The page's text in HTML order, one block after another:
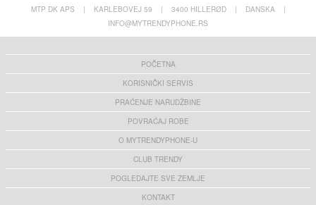
MTP DK APS | KARLEBOVEJ 59 | 3400 HILLERØD | DANSKA
|
INFO@MYTRENDYPHONE.RS
POČETNA
KORISNIČKI SERVIS
PRAĆENJE NARUDŽBINE
POVRAĆAJ ROBE
O MYTRENDYPHONE-U
CLUB TRENDY
POGLEDAJTE SVE ZEMLJE
KONTAKT